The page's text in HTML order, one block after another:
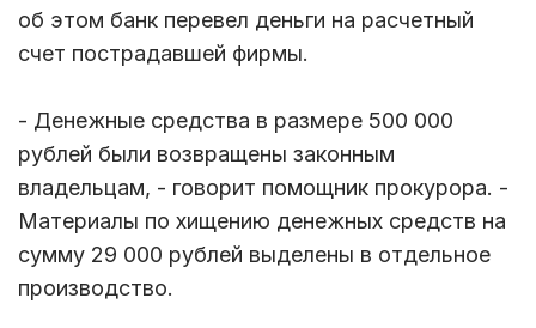
об этом банк перевел деньги на расчетный
счет пострадавшей фирмы.
- Денежные средства в размере 500 000
рублей были возвращены законным
владельцам, - говорит помощник прокурора. -
Материалы по хищению денежных средств на
сумму 29 000 рублей выделены в отдельное
производство.